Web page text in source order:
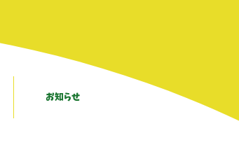
お知らせ